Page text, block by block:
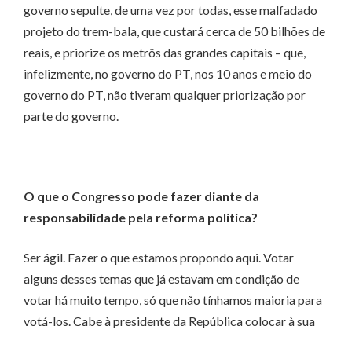
governo sepulte, de uma vez por todas, esse malfadado
projeto do trem-bala, que custará cerca de 50 bilhões de
reais, e priorize os metrôs das grandes capitais – que,
infelizmente, no governo do PT, nos 10 anos e meio do
governo do PT, não tiveram qualquer priorização por
parte do governo.
O que o Congresso pode fazer diante da
responsabilidade pela reforma política?
Ser ágil. Fazer o que estamos propondo aqui. Votar
alguns desses temas que já estavam em condição de
votar há muito tempo, só que não tínhamos maioria para
votá-los. Cabe à presidente da República colocar à sua